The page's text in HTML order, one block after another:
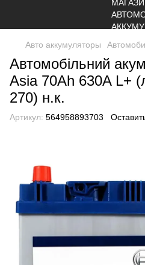
Авто аккумуляторы
Автомобільний
Asia 70Ah 630A L+
270) н.к.
Артикул: 564958893703